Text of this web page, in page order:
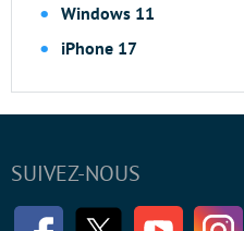
Windows 11
iPhone 17
SUIVEZ-NOUS
FacebookTwitter Youtube